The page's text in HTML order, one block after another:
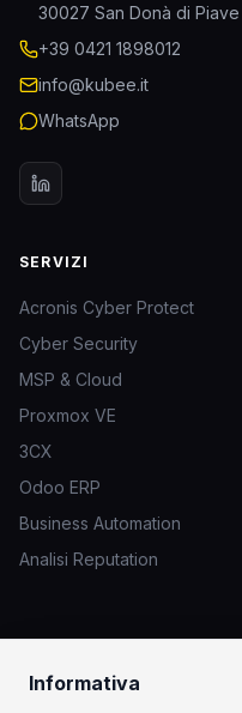
30027 San Donà di Piave
+39 0421 1898012
info@kubee.it
WhatsApp
SERVIZI
Acronis Cyber Protect
Cyber Security
MSP & Cloud
Proxmox VE
3CX
Odoo ERP
Business Automation
Analisi Reputation
RESTA AGGIORNATO
Informativa